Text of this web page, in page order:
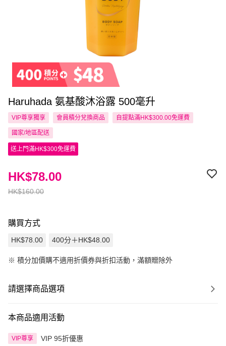
Haruhada 氨基酸沐浴露 500毫升
VIP尊享獨享 會員積分兌換商品 自提點滿HK$300.00免運費
國家/地區配送
送上門滿HK$300免運費
HK$160.00
HK$78.00
購買方式
HK$78.00 400分＋HK$48.00
※ 積分加價購不適用折價券與折扣活動，滿額贈除外
請選擇商品選項
本商品適用活動
VIP尊享 VIP 95折優惠